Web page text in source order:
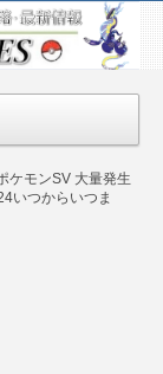
ケモンSV 大量発生
いつからいつま